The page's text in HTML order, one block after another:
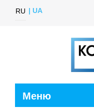
RU UA